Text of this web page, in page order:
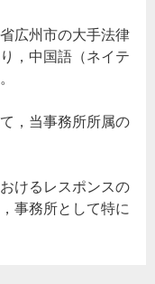
広州市の大手法律
，中国語（ネイテ
，当事務所所属の
けるレスポンスの
事務所として特に